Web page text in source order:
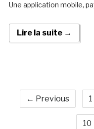
Une application mobile,
Lire la suite →
← Previous 1
10